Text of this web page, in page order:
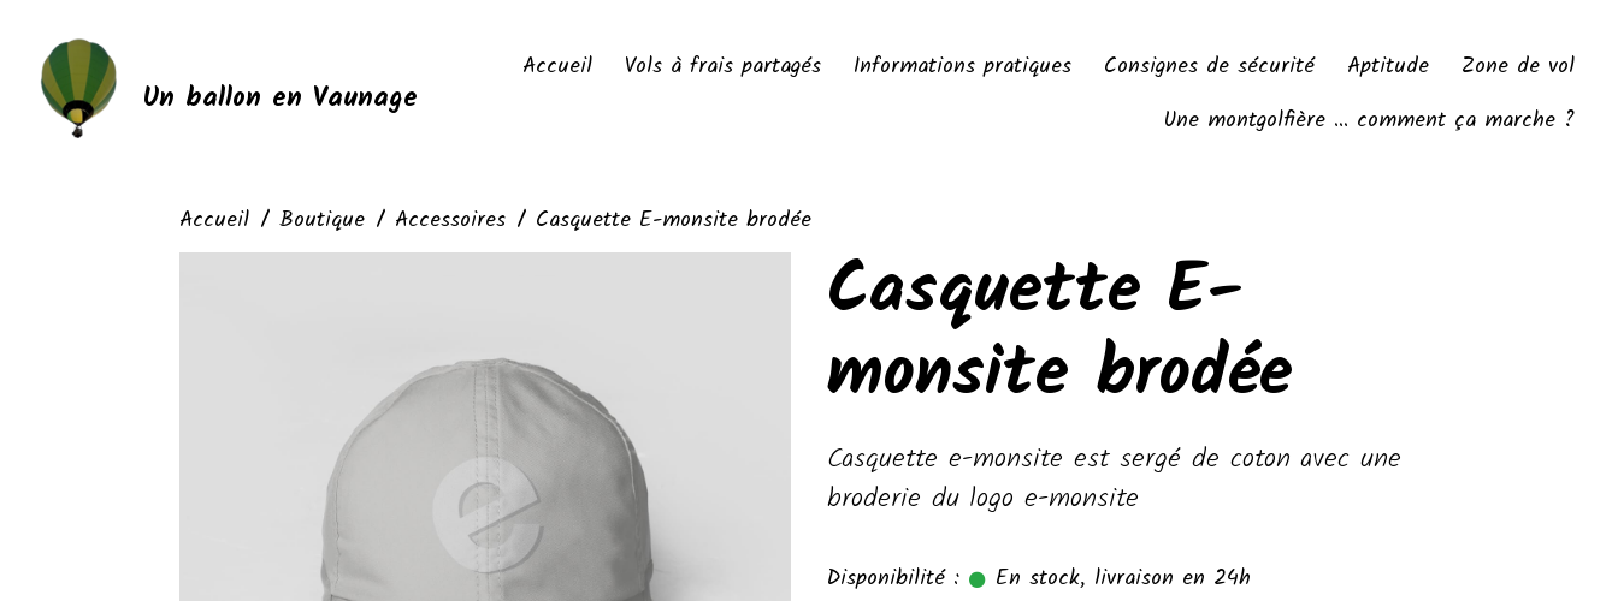
Un ballon en Vaunage
Accueil Vols à frais partagés Informations pratiques Consignes de sécurité Aptitude
Zone de vol
Une montgolfière ... comment ça marche ?
Accueil Boutique Accessoires Casquette E-monsite brodée
Casquette E-
monsite brodée
Casquette e-monsite est sergé de coton avec une
broderie du logo e-monsite
Disponibilité :
En stock, livraison en 24h